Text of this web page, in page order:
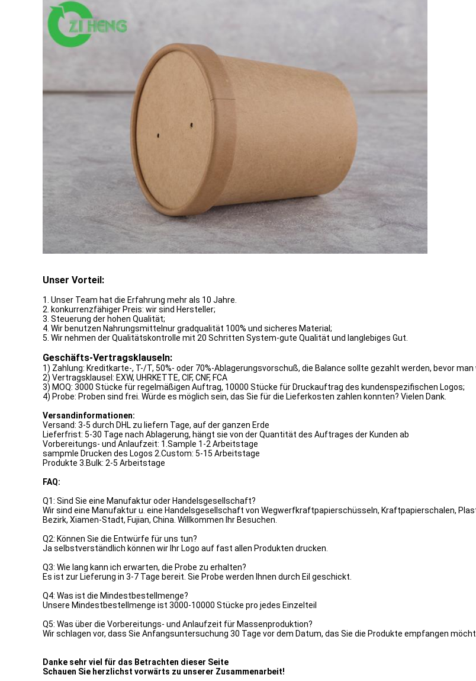
Unser Vorteil:
1. Unser Team hat die Erfahrung mehr als 10 Jahre.
2. konkurrenzfähiger Preis: wir sind Hersteller;
3. Steuerung der hohen Qualität;
4. Wir benutzen Nahrungsmittelnur gradqualität 100% und sicheres Material;
5. Wir nehmen der Qualitätskontrolle mit 20 Schritten System-gute Qualität und langlebiges Gut.
Geschäfts-Vertragsklauseln:
1) Zahlung: Kreditkarte-, T-/T, 50%- oder 70%-Ablagerungsvorschuß, die Balance sollte gezahlt werden, bevor
2) Vertragsklausel: EXW, UHRKETTE, CIF, CNF, FCA
3) MOQ: 3000 Stücke für regelmäßigen Auftrag, 10000 Stücke für Druckauftrag des kundenspezifischen Logos;
4) Probe: Proben sind frei. Würde es möglich sein, das Sie für die Lieferkosten zahlen konnten? Vielen Dank.
Versandinformationen:
Versand: 3-5 durch DHL zu liefern Tage, auf der ganzen Erde
Lieferfrist: 5-30 Tage nach Ablagerung, hängt sie von der Quantität des Auftrages der Kunden ab
Vorbereitungs- und Anlaufzeit: 1.Sample 1-2 Arbeitstage
sampmle Drucken des Logos 2.Custom: 5-15 Arbeitstage
Produkte 3.Bulk: 2-5 Arbeitstage
FAQ:
Q1: Sind Sie eine Manufaktur oder Handelsgesellschaft?
Wir sind eine Manufaktur u. eine Handelsgesellschaft von Wegwerfkraftpapierschüsseln, Kraftpapierschalen,
Bezirk, Xiamen-Stadt, Fujian, China. Willkommen Ihr Besuchen.
Q2: Können Sie die Entwürfe für uns tun?
Ja selbstverständlich können wir Ihr Logo auf fast allen Produkten drucken.
Q3: Wie lang kann ich erwarten, die Probe zu erhalten?
Es ist zur Lieferung in 3-7 Tage bereit. Sie Probe werden Ihnen durch Eil geschickt.
Q4: Was ist die Mindestbestellmenge?
Unsere Mindestbestellmenge ist 3000-10000 Stücke pro jedes Einzelteil
Q5: Was über die Vorbereitungs- und Anlaufzeit für Massenproduktion?
Wir schlagen vor, dass Sie Anfangsuntersuchung 30 Tage vor dem Datum, das Sie die Produkte empfangen
Danke sehr viel für das Betrachten dieser Seite
Schauen Sie herzlichst vorwärts zu unserer Zusammenarbeit!